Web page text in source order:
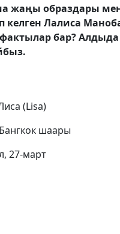
жаңы образдары
келген Лалиса
бар?
(Lisa)
шаары
27-март